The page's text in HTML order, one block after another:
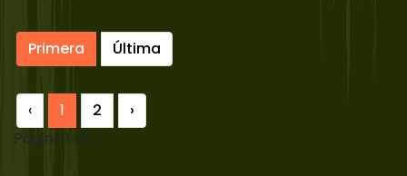
Primera Última
‹ 1 2
›
Pagina 1 de 2